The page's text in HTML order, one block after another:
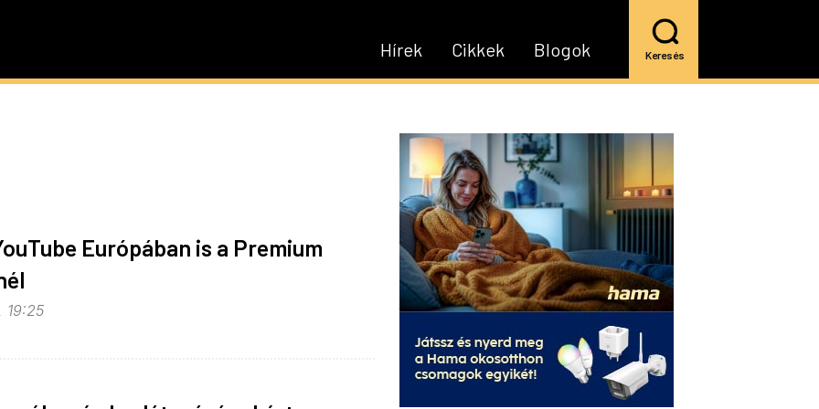
Blogok
Cikkek
Hírek Keresés
Európában is a Premium
19:25